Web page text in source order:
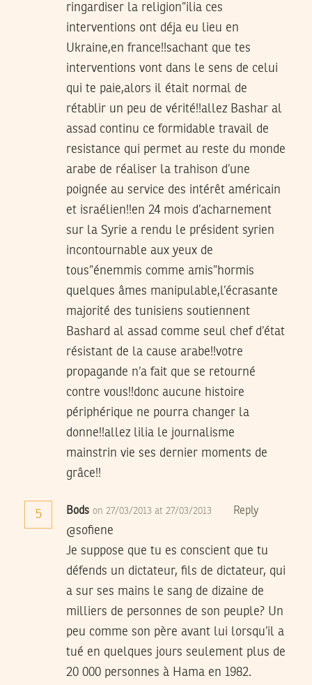
ringardiser la religion”ilia ces
interventions ont déja eu lieu en
Ukraine,en france!!sachant que tes
interventions vont dans le sens de celui
qui te paie,alors il était normal de
rétablir un peu de vérité!!allez Bashar al
assad continu ce formidable travail de
resistance qui permet au reste du monde
arabe de réaliser la trahison d’une
poignée au service des intérêt américain
et israélien!!en 24 mois d’acharnement
sur la Syrie a rendu le président syrien
incontournable aux yeux de
tous”énemmis comme amis”hormis
quelques âmes manipulable,l’écrasante
majorité des tunisiens soutiennent
Bashard al assad comme seul chef d’état
résistant de la cause arabe!!votre
propagande n’a fait que se retourné
contre vous!!donc aucune histoire
périphérique ne pourra changer la
donne!!allez lilia le journalisme
mainstrin vie ses dernier moments de
grâce!!
5 Bods on 27/03/2013 at 27/03/2013 Reply
@sofiene
Je suppose que tu es conscient que tu
défends un dictateur, fils de dictateur, qui
a sur ses mains le sang de dizaine de
milliers de personnes de son peuple? Un
peu comme son père avant lui lorsqu’il a
tué en quelques jours seulement plus de
20 000 personnes à Hama en 1982.